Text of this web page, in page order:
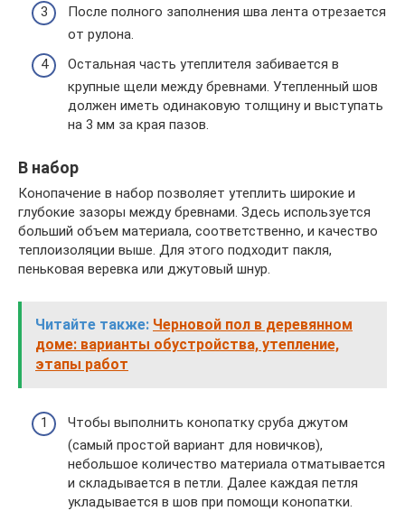
После полного заполнения шва лента отрезается
от рулона.
Остальная часть утеплителя забивается в
крупные щели между бревнами. Утепленный шов
должен иметь одинаковую толщину и выступать
на 3 мм за края пазов.
В набор
Конопачение в набор позволяет утеплить широкие и
глубокие зазоры между бревнами. Здесь используется
больший объем материала, соответственно, и качество
теплоизоляции выше. Для этого подходит пакля,
пеньковая веревка или джутовый шнур.
Читайте также: Черновой пол в деревянном
доме: варианты обустройства, утепление,
этапы работ
Чтобы выполнить конопатку сруба джутом
(самый простой вариант для новичков),
небольшое количество материала отматывается
и складывается в петли. Далее каждая петля
укладывается в шов при помощи конопатки.